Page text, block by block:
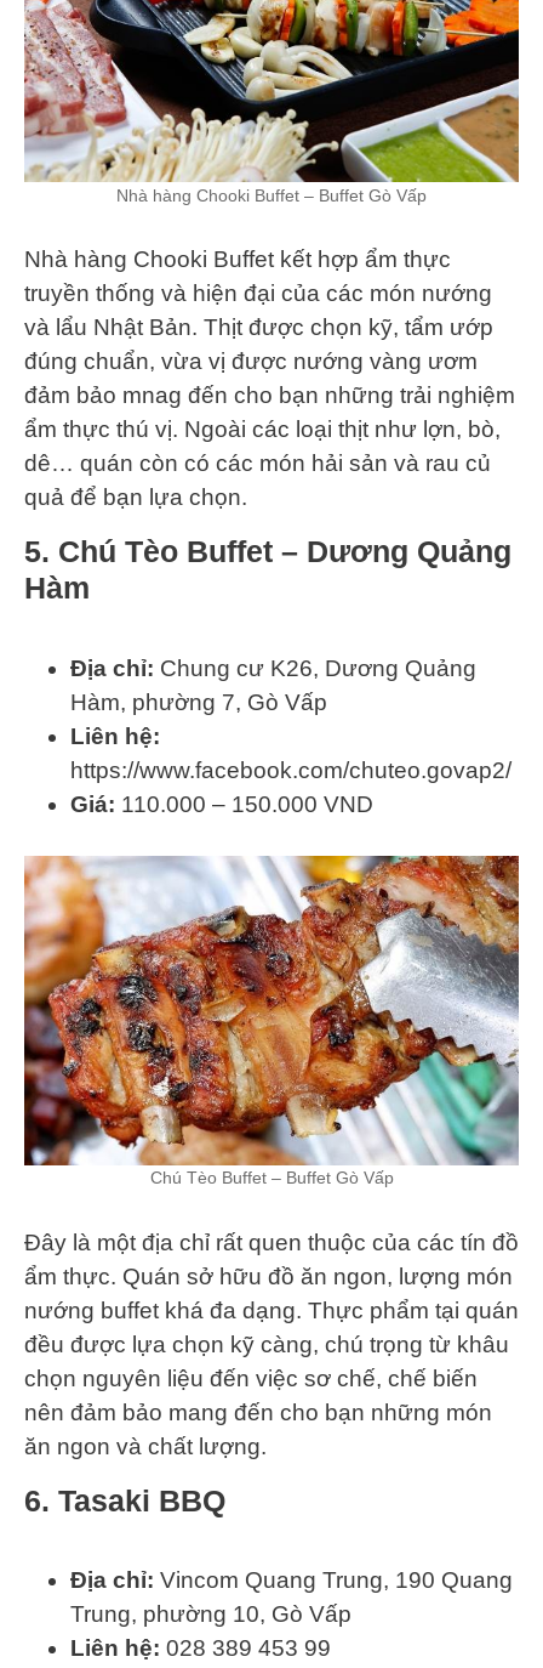
Nhà hàng Chooki Buffet – Buffet Gò Vấp
Nhà hàng Chooki Buffet kết hợp ẩm thực
truyền thống và hiện đại của các món nướng
và lẩu Nhật Bản. Thịt được chọn kỹ, tẩm ướp
đúng chuẩn, vừa vị được nướng vàng ươm
đảm bảo mnag đến cho bạn những trải nghiệm
ẩm thực thú vị. Ngoài các loại thịt như lợn, bò,
dê… quán còn có các món hải sản và rau củ
quả để bạn lựa chọn.
5. Chú Tèo Buffet – Dương Quảng
Hàm
Địa chỉ: Chung cư K26, Dương Quảng
Hàm, phường 7, Gò Vấp
Liên hệ:
https://www.facebook.com/chuteo.govap2/
Giá: 110.000 – 150.000 VND
Chú Tèo Buffet – Buffet Gò Vấp
Đây là một địa chỉ rất quen thuộc của các tín đồ
ẩm thực. Quán sở hữu đồ ăn ngon, lượng món
nướng buffet khá đa dạng. Thực phẩm tại quán
đều được lựa chọn kỹ càng, chú trọng từ khâu
chọn nguyên liệu đến việc sơ chế, chế biến
nên đảm bảo mang đến cho bạn những món
ăn ngon và chất lượng.
6. Tasaki BBQ
Địa chỉ: Vincom Quang Trung, 190 Quang
Trung, phường 10, Gò Vấp
Liên hệ: 028 389 453 99